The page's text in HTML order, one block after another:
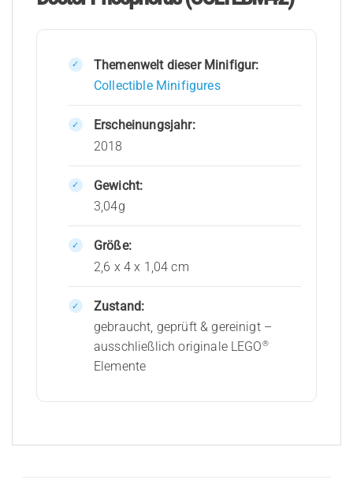
Themenwelt dieser Minifigur:
Collectible Minifigures
Erscheinungsjahr:
2018
Gewicht:
3,04g
Größe:
2,6 x 4 x 1,04 cm
Zustand:
gebraucht, geprüft & gereinigt –
ausschließlich originale LEGO®
Elemente